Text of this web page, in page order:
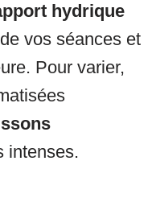
hydrique
vos séances et
Pour varier,
intenses.